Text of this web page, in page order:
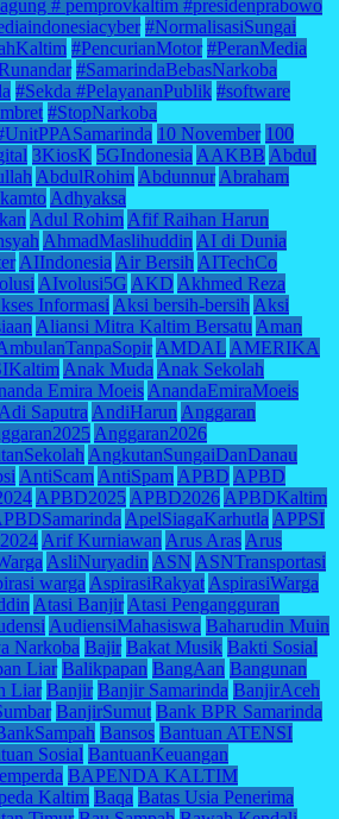
# pemprovkaltim #presidenprabowo
#NormalisasiSungai
#PencurianMotor #PeranMedia
#SamarindaBebasNarkoba
#Sekda #PelayananPublik #software
#StopNarkoba
10 November 100
3KiosK 5GIndonesia AAKBB Abdul
AbdulRohim Abdunnur Abraham
Adhyaksa
Adul Rohim Afif Raihan Harun
AhmadMaslihuddin AI di Dunia
AIIndonesia Air Bersih AITechCo
AIvolusi5G AKD Akhmed Reza
Informasi Aksi bersih-bersih Aksi
Aliansi Mitra Kaltim Bersatu Aman
AMDAL AMERIKA
Anak Muda Anak Sekolah
Emira Moeis AnandaEmiraMoeis
Saputra AndiHarun Anggaran
Anggaran2026
AngkutanSungaiDanDanau
AntiScam AntiSpam APBD APBD
APBD2025 APBD2026 APBDKaltim
ApelSiagaKarhutla APPSI
Arif Kurniawan Arus Aras Arus
AsliNuryadin ASN ASNTransportasi
warga AspirasiRakyat AspirasiWarga
Atasi Banjir Atasi Pengangguran
AudiensiMahasiswa Baharudin Muin
Narkoba Bajir Bakat Musik Bakti Sosial
Liar Balikpapan BangAan Bangunan
Liar Banjir Banjir Samarinda BanjirAceh
BanjirSumut Bank BPR Samarinda
Bansos Bantuan ATENSI
Sosial BantuanKeuangan
BAPENDA KALTIM
Kaltim Baqa Batas Usia Penerima